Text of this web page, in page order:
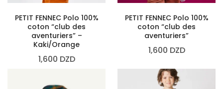
PETIT FENNEC Polo 100%
coton “club des
aventuriers” –
Kaki/Orange
1,600 DZD
PETIT FENNEC Polo 100%
coton “club des
aventuriers”
1,600 DZD